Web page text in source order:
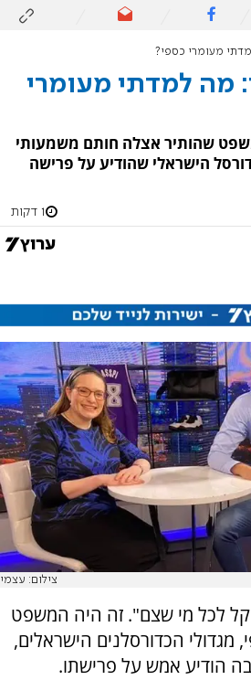
מעומרי כספי?
מה למדתי מעומרי
שהותיר אצלה חותם משמעותי
הישראלי שהודיע על פרישה
1 דקות
צילום: עצמי
קל לכל מי שצם". זה היה המשפט
מגדולי הכדורסלנים הישראלים,
הודיע אמש על פרישתו.